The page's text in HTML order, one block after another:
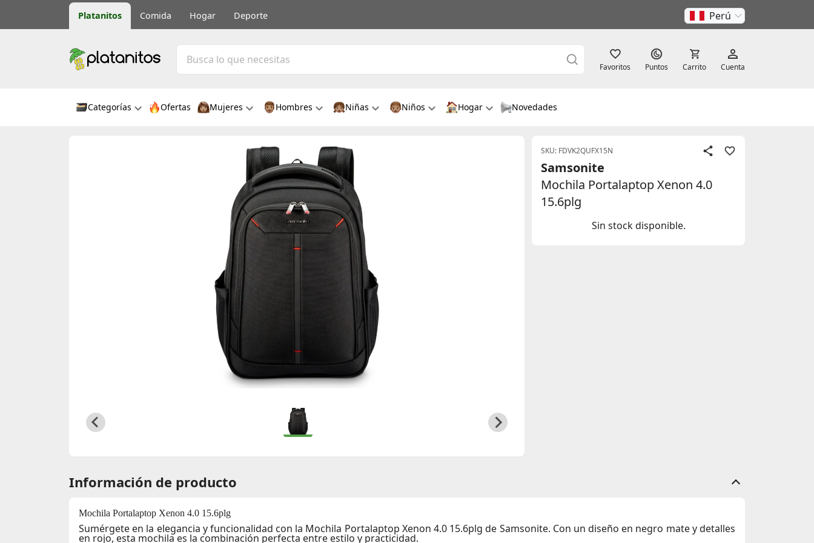
Platanitos Comida Hogar Deporte Perú
Favoritos Puntos Carrito Cuenta
Categorías Ofertas Mujeres Hombres Niñas Niños Hogar Novedades
SKU: FDVK2QUFX15N
Samsonite
Mochila Portalaptop Xenon 4.0
15.6plg
Sin stock disponible.
Información de producto
Mochila Portalaptop Xenon 4.0 15.6plg
Sumérgete en la elegancia y funcionalidad con la Mochila Portalaptop Xenon 4.0 15.6plg de Samsonite. Con un diseño en negro matey detalles
en rojo, esta mochila es la combinación perfecta entre estilo y practicidad.